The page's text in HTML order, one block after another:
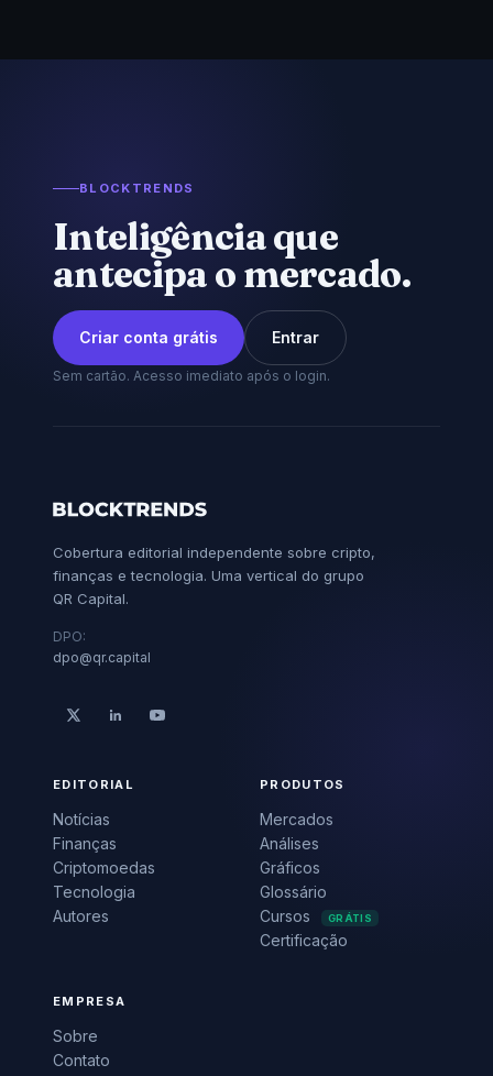
BLOCKTRENDS
Inteligência que
antecipa o mercado.
Criar conta grátis Entrar
Sem cartão. Acesso imediato após o login.
Cobertura editorial independente sobre cripto,
finanças e tecnologia. Uma vertical do grupo
QR Capital.
DPO:
dpo@qr.capital
EDITORIAL
Notícias
Finanças
Criptomoedas
Tecnologia
Autores
PRODUTOS
Mercados
Análises
Gráficos
Glossário
Cursos
GRÁTIS
Certificação
EMPRESA
Sobre
Contato